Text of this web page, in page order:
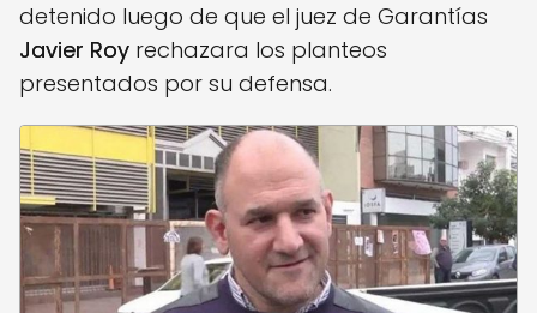
detenido luego de que el juez de Garantías
Javier Roy rechazara los planteos
presentados por su defensa.